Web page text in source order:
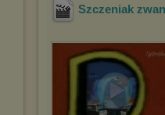
Szczeniak